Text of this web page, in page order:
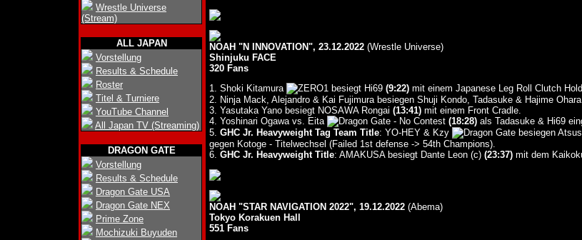
Wrestle Universe
(Stream)
ALL JAPAN
Vorstellung
Results & Schedule
Roster
Titel & Turniere
YouTube Channel
All Japan TV (Streaming)
DRAGON GATE
Vorstellung
Results & Schedule
Dragon Gate USA
Dragon Gate NEX
Prime Zone
Mochizuki Buyuden
NOAH "N INNOVATION", 23.12.2022(Wrestle Universe)
Shinjuku FACE
320 Fans
1. Shoki Kitamura
besiegt Hi69 (9:22)mit einem Japanese Leg Roll Clutch
2. Ninja Mack, Alejandro & Kai Fujimura besiegen Shuji Kondo, Tadasuke & Hajime Ohara
3. Yasutaka Yano besiegt NOSAWA Rongai (13:41)mit einem Front Cradle.
4. Yoshinari Ogawa vs. Eita
- No Contest (18:28)als Tadasuke & Hi69
5. GHC Jr. Heavyweight Tag Team Title: YO-HEY & Kzy besiegen
gegen Kotoge - Titelwechsel (Failed 1st defense -> 54th Champions).
6. GHC Jr. Heavyweight Title: AMAKUSA besiegt Dante Leon (c) (23:37)mit dem
NOAH "STAR NAVIGATION 2022", 19.12.2022(Abema)
Tokyo Korakuen Hall
551 Fans